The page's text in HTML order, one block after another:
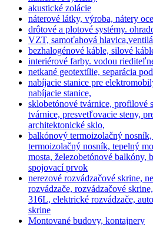
akustické zolácie
náterové látky, výroba, nátery
drôtové a plotové systémy.
VZT, samoťahová
bezhalogénové káble, silové
interiérové farby. vodou
netkané geotextílie, separácia
nabíjacie stanice pre
nabíjacie stanice,
sklobetónové tvárnice, profilové
tvárnice, presvetľovacie steny,
architektonické sklo,
balkónový termoizolačný
termoizolačný nosník, tepelný
mosta, železobetónové balkóny,
spojovací prvok
nerezové rozvádzačové skrine,
rozvádzače, rozvádzačové
316L, elektrické rozvádzače,
skrine
Montované budovy, kontajnery